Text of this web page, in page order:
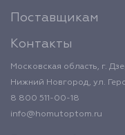
Поставщикам
Контакты
Московская область, г.
Нижний Новгород, ул.
8 800 511-00-18
info@homutoptom.ru